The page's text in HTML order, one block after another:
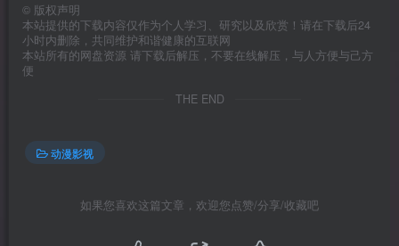
© 版权声明
本站提供的下载内容仅作为个人学习、研究以及欣赏！请在下载后24
小时内删除，共同维护和谐健康的互联网
本站所有的网盘资源 请下载后解压，不要在线解压，与人方便与己方
便
THE END
动漫影视
如果您喜欢这篇文章，欢迎您点赞/分享/收藏吧